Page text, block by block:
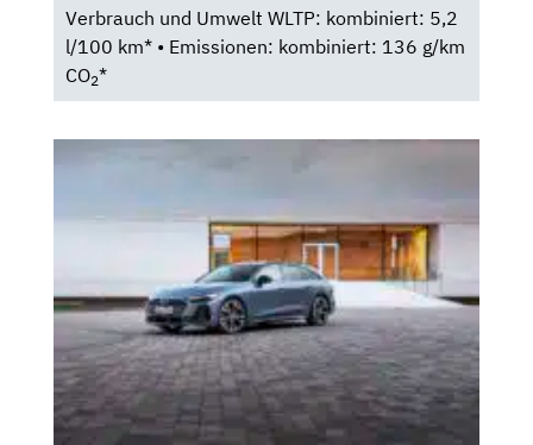
Verbrauch und Umwelt WLTP: kombiniert: 5,2
l/100 km* • Emissionen: kombiniert: 136 g/km
CO2*